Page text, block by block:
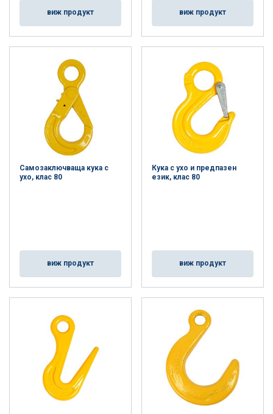
виж продукт виж продукт
Самозаключваща кука с
ухо, клас 80
виж продукт
Кука с ухо и предпазен
език, клас 80
виж продукт